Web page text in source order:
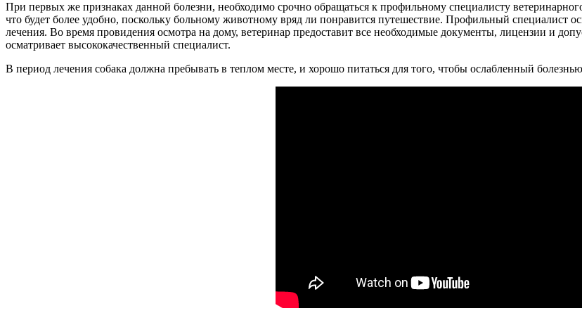
При первых же признаках данной болезни, необходимо срочно обращаться к профильному специалисту
что будет более удобно, поскольку больному животному вряд ли понравится путешествие. Профильный специалист
лечения. Во время провидения осмотра на дому, ветеринар предоставит все необходимые документы, лицензии и
осматривает высококачественный специалист.
В период лечения собака должна пребывать в теплом месте, и хорошо питаться для того, чтобы ослабленный